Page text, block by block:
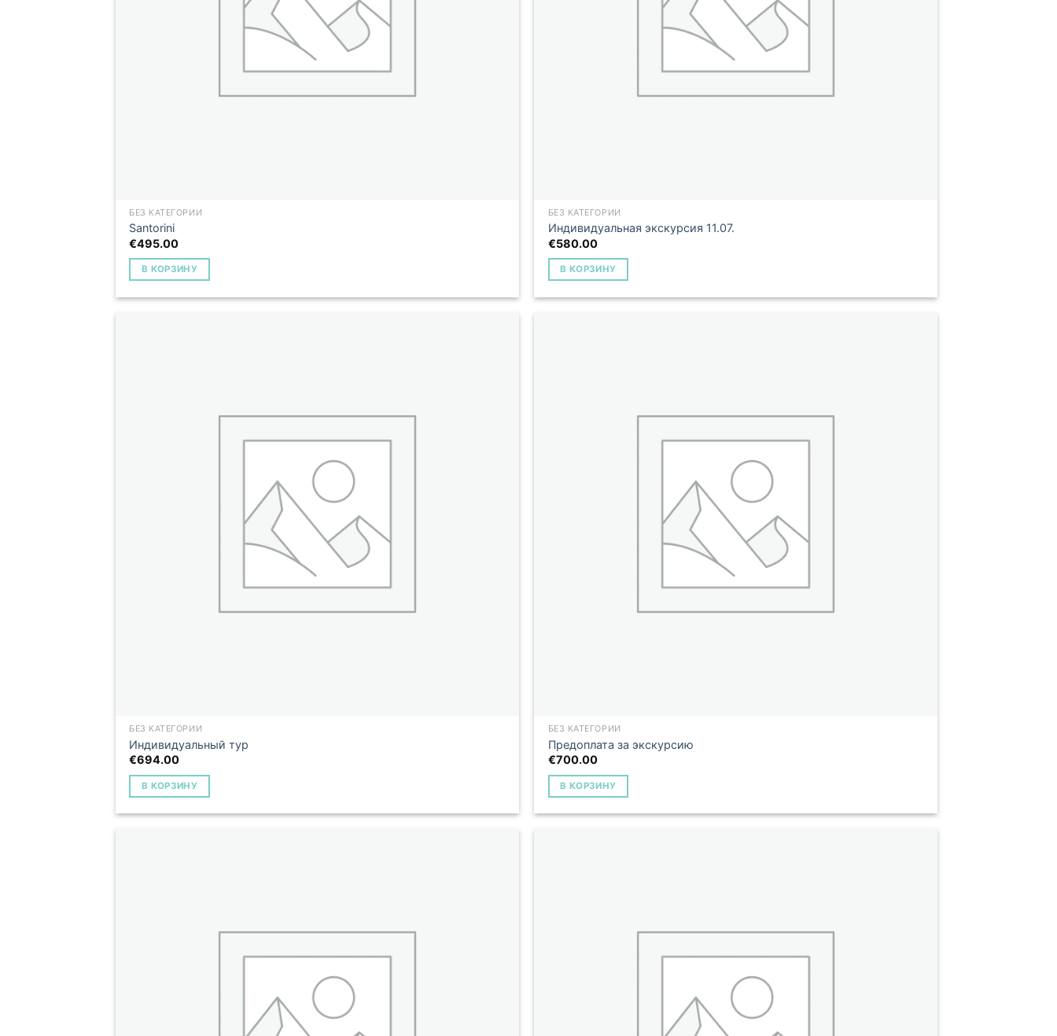
БЕЗ КАТЕГОРИИ
Santorini
€495.00
В КОРЗИНУ
БЕЗ КАТЕГОРИИ
Индивидуальная экскурсия 11.07.
€580.00
В КОРЗИНУ
БЕЗ КАТЕГОРИИ
Индивидуальный тур
€694.00
В КОРЗИНУ
БЕЗ КАТЕГОРИИ
Предоплата за экскурсию
€700.00
В КОРЗИНУ